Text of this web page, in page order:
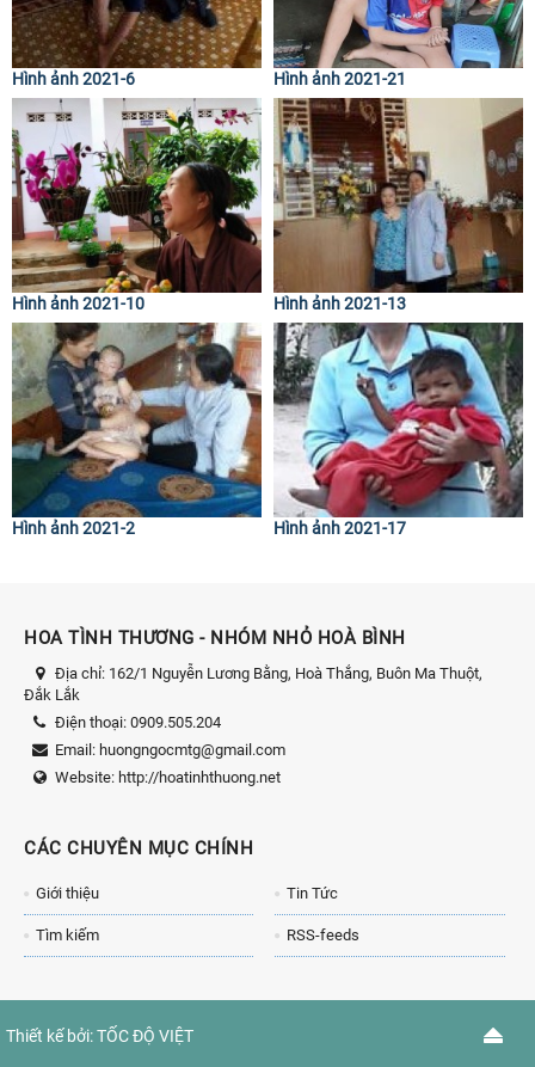
Hình ảnh 2021-6 Hình ảnh 2021-21
Hình ảnh 2021-10 Hình ảnh 2021-13
Hình ảnh 2021-2 Hình ảnh 2021-17
HOA TÌNH THƯƠNG - NHÓM NHỎ HOÀ BÌNH
Địa chỉ: 162/1 Nguyễn Lương Bằng, Hoà Thắng, Buôn Ma Thuột,
Đắk Lắk
Điện thoại: 0909.505.204
Email: huongngocmtg@gmail.com
Website: http://hoatinhthuong.net
CÁC CHUYÊN MỤC CHÍNH
Giới thiệu Tin Tức
Tìm kiếm RSS-feeds
Thiết kế bởi:TỐC ĐỘ VIỆT